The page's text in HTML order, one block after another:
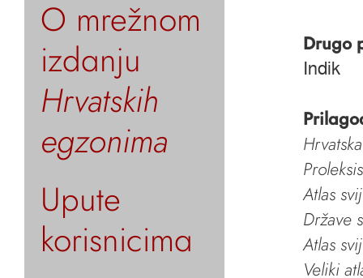
O mrežnom
izdanju
Hrvatskih
egzonima
Upute
korisnicima
Drugo
Indik
Atlas
Države
Atlas
Veliki